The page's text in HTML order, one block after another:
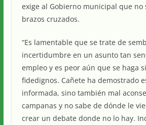
exige al Gobierno municipal que no
brazos cruzados.
“Es lamentable que se trate de
incertidumbre en un asunto tan
empleo y es peor aún que se haga
fidedignos. Cañete ha demostrado
informada, sino también mal
campanas y no sabe de dónde le
crear un debate donde no lo hay.